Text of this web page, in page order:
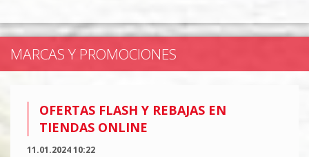
MARCAS Y PROMOCIONES
OFERTAS FLASH Y REBAJAS EN
TIENDAS ONLINE
11.01.2024 10:22